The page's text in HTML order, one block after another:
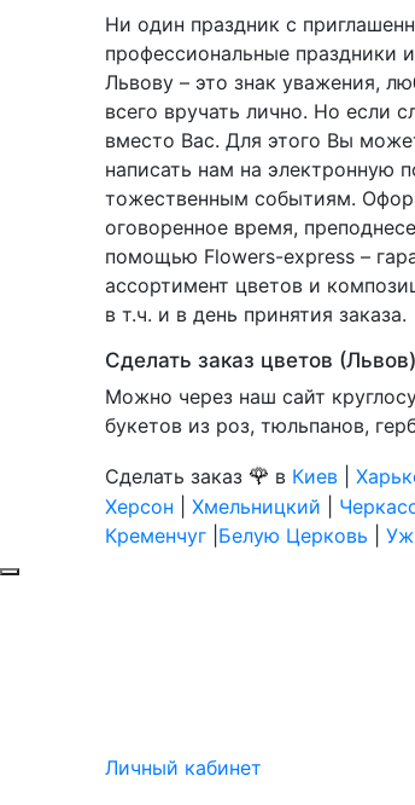
Ни один праздник с
профессиональные праздники
Львову – это знак уважения,
всего вручать лично. Но если
вместо Вас. Для этого Вы
написать нам на электронную
тожественным событиям.
оговоренное время,
помощью Flowers-express –
ассортимент цветов и
в т.ч. и в день принятия заказа.
Сделать заказ цветов (Львов)
Можно через наш сайт
букетов из роз, тюльпанов,
Сделать заказ 🌹 в Киев
Херсон
Хмельницкий
Кременчуг Белую Церковь
Личный кабинет